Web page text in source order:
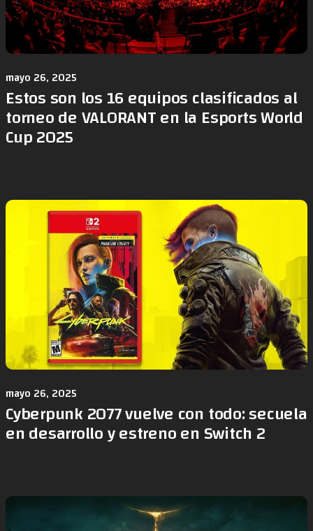
mayo 26, 2025
Estos son los 16 equipos clasificados al
torneo de VALORANT en la Esports World
Cup 2025
mayo 26, 2025
Cyberpunk 2077 vuelve con todo: secuela
en desarrollo y estreno en Switch 2